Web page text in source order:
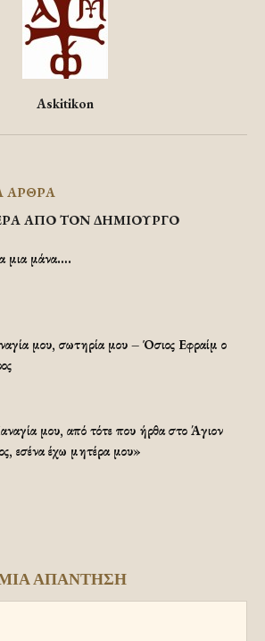
Askitikon
ΑΡΘΡΑ
ΑΠΟ ΤΟΝ ΔΗΜΙΟΥΡΓΟ
μια μάνα….
μου, σωτηρία μου – Όσιος Εφραίμ ο
μου, από τότε που ήρθα στο Άγιον
εσένα έχω μητέρα μου»
ΑΠΑΝΤΗΣΗ